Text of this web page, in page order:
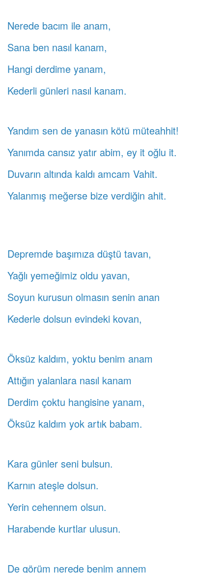
Nerede bacım ile anam,
Sana ben nasıl kanam,
Hangi derdime yanam,
Kederli günleri nasıl kanam.
Yandım sen de yanasın kötü müteahhit!
Yanımda cansız yatır abim, ey it oğlu it.
Duvarın altında kaldı amcam Vahit.
Yalanmış meğerse bize verdiğin ahit.
Depremde başımıza düştü tavan,
Yağlı yemeğimiz oldu yavan,
Soyun kurusun olmasın senin anan
Kederle dolsun evindeki kovan,
Öksüz kaldım, yoktu benim anam
Attığın yalanlara nasıl kanam
Derdim çoktu hangisine yanam,
Öksüz kaldım yok artık babam.
Kara günler seni bulsun.
Karnın ateşle dolsun.
Yerin cehennem olsun.
Harabende kurtlar ulusun.
De görüm nerede benim annem